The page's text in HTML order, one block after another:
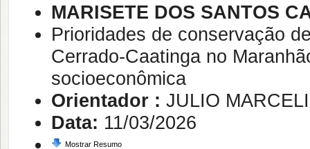
MARISETE DOS SANTOS
Prioridades de conservação
Cerrado-Caatinga no
socioeconômica
Orientador : JULIO
Data: 11/03/2026
Mostrar Resumo